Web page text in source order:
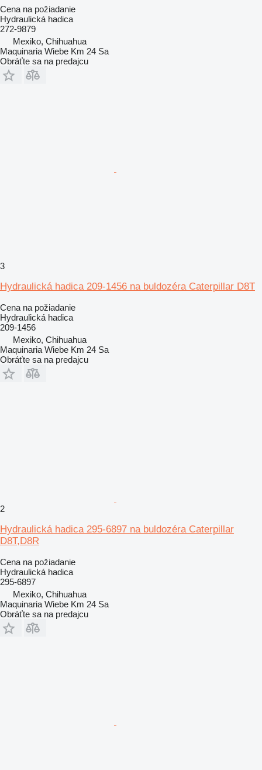
Cena na požiadanie
Hydraulická hadica
272-9879
Mexiko, Chihuahua
Maquinaria Wiebe Km 24 Sa
Obráťte sa na predajcu
3
Hydraulická hadica 209-1456 na buldozéra Caterpillar D8T
Cena na požiadanie
Hydraulická hadica
209-1456
Mexiko, Chihuahua
Maquinaria Wiebe Km 24 Sa
Obráťte sa na predajcu
2
Hydraulická hadica 295-6897 na buldozéra Caterpillar
D8T,D8R
Cena na požiadanie
Hydraulická hadica
295-6897
Mexiko, Chihuahua
Maquinaria Wiebe Km 24 Sa
Obráťte sa na predajcu